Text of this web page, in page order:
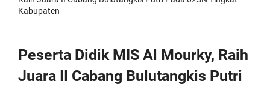
Kabupaten
Peserta Didik MIS Al Mourky, Raih
Juara II Cabang Bulutangkis Putri